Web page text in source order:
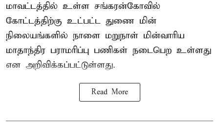
மாவட்டத்தில் உள்ள சங்கரன்கோவில்
கோட்டத்திற்கு உட்பட்ட துணை மின்
நிலையங்களில் நாளை மறுநாள் மின்வாரிய
மாதாந்திர பராமரிப்பு பணிகள் நடைபெற உள்ளது
என அறிவிக்கப்பட்டுள்ளது.
Read More